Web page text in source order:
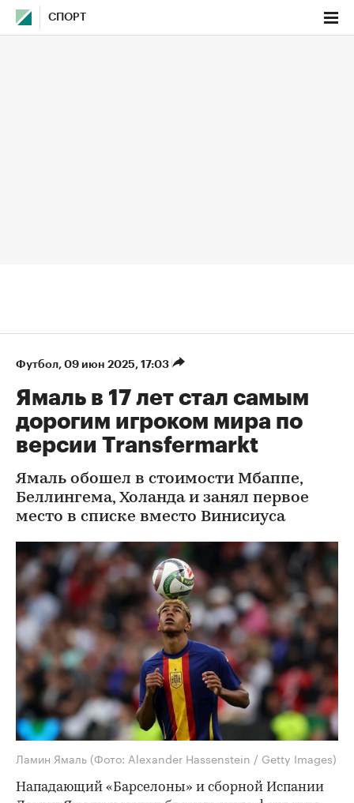
СПОРТ
Футбол⁠, 09 июн 2025, 17:03
Ямаль в 17 лет стал самым
дорогим игроком мира по
версии Transfermarkt
Ямаль обошел в стоимости Мбаппе,
Беллингема, Холанда и занял первое
место в списке вместо Винисиуса
Ламин Ямаль (Фото: Alexander Hassenstein / Getty Images)
Нападающий «Барселоны» и сборной Испании